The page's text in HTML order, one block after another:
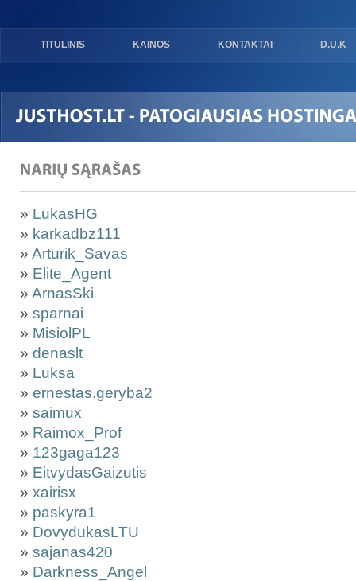
TITULINIS KAINOS KONTAKTAI D.U.K
» LukasHG
» karkadbz111
» Arturik_Savas
» Elite_Agent
» ArnasSki
» sparnai
» MisiolPL
» denaslt
» Luksa
» ernestas.geryba2
» saimux
» Raimox_Prof
» 123gaga123
» EitvydasGaizutis
» xairisx
» paskyra1
» DovydukasLTU
» sajanas420
» Darkness_Angel